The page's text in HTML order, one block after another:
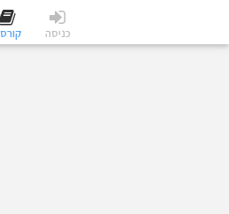
כניסה